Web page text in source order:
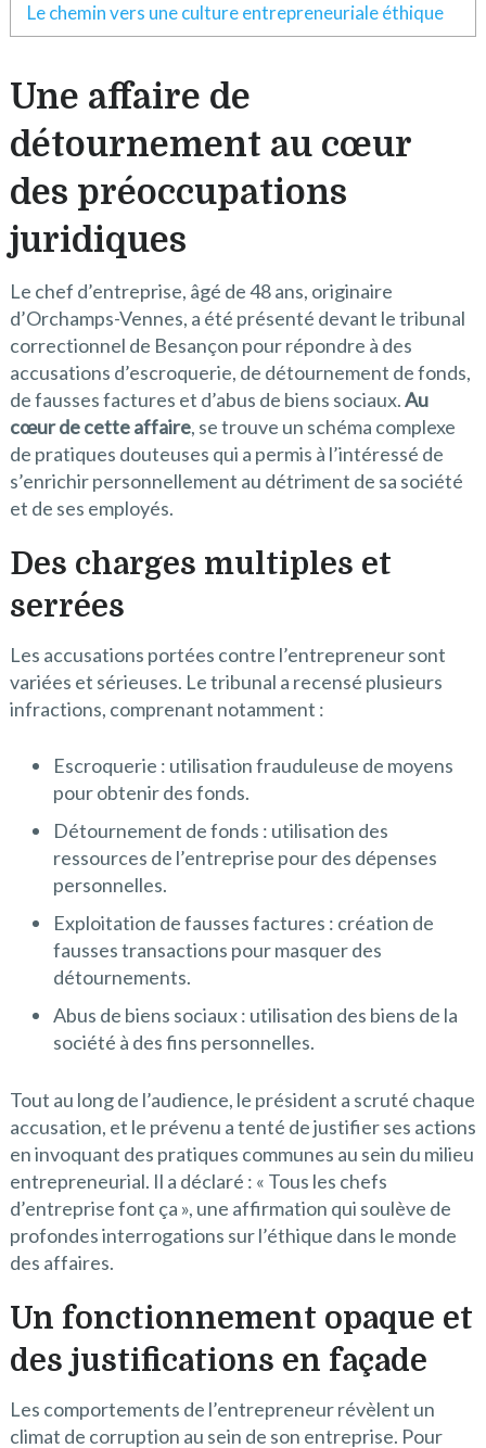
Le chemin vers une culture entrepreneuriale éthique
Une affaire de
détournement au cœur
des préoccupations
juridiques
Le chef d’entreprise, âgé de 48 ans, originaire
d’Orchamps-Vennes, a été présenté devant le tribunal
correctionnel de Besançon pour répondre à des
accusations d’escroquerie, de détournement de fonds,
de fausses factures et d’abus de biens sociaux.Au
cœur de cette affaire, se trouve un schéma complexe
de pratiques douteuses qui a permis à l’intéressé de
s’enrichir personnellement au détriment de sa société
et de ses employés.
Des charges multiples et
serrées
Les accusations portées contre l’entrepreneur sont
variées et sérieuses. Le tribunal a recensé plusieurs
infractions, comprenant notamment :
Escroquerie : utilisation frauduleuse de moyens
pour obtenir des fonds.
Détournement de fonds : utilisation des
ressources de l’entreprise pour des dépenses
personnelles.
Exploitation de fausses factures : création de
fausses transactions pour masquer des
détournements.
Abus de biens sociaux : utilisation des biens de la
société à des fins personnelles.
Tout au long de l’audience, le président a scruté chaque
accusation, et le prévenu a tenté de justifier ses actions
en invoquant des pratiques communes au sein du milieu
entrepreneurial. Il a déclaré : « Tous les chefs
d’entreprise font ça », une affirmation qui soulève de
profondes interrogations sur l’éthique dans le monde
des affaires.
Un fonctionnement opaque et
des justifications en façade
Les comportements de l’entrepreneur révèlent un
climat de corruption au sein de son entreprise. Pour